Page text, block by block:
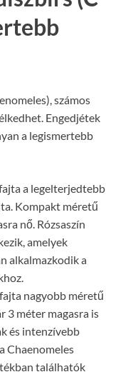
számos
Engedjétek
a legismertebb
a legelterjedtebb
Kompakt méretű
nő. Rózsaszín
amelyek
alkalmazkodik a
nagyobb méretű
3 méter magasra is
és intenzívebb
Chaenomeles
találhatók